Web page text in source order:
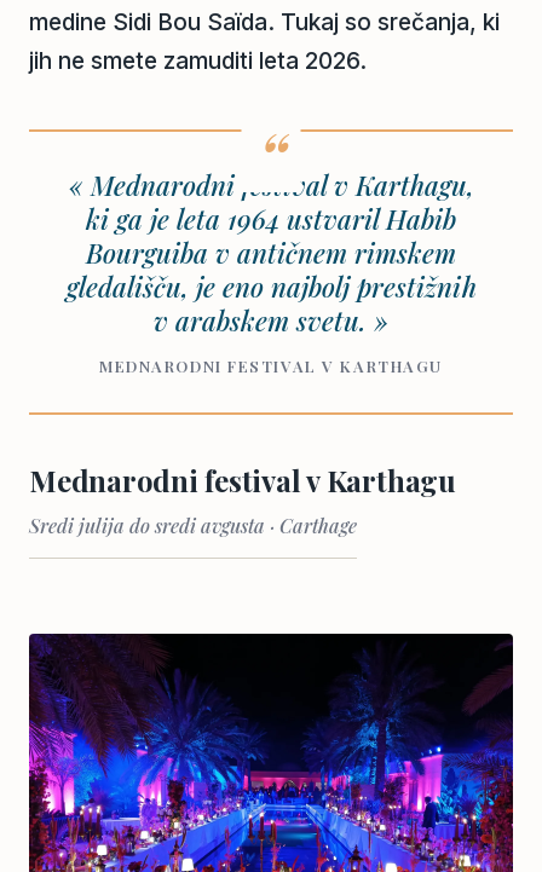
medine Sidi Bou Saïda. Tukaj so srečanja, ki
jih ne smete zamuditi leta 2026.
« Mednarodni festival v Karthagu,
ki ga je leta 1964 ustvaril Habib
Bourguiba v antičnem rimskem
gledališču, je eno najbolj prestižnih
v arabskem svetu. »
MEDNARODNI FESTIVAL V KARTHAGU
Mednarodni festival v Karthagu
Sredi julija do sredi avgusta · Carthage